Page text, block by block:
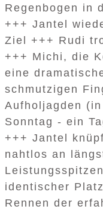
Regenbogen in
+++ Jantel
Ziel +++ Rudi
+++ Michi, die
eine
schmutzigen
Aufholjagden
Sonntag - ein
+++ Jantel
nahtlos an
identischer
Rennen der